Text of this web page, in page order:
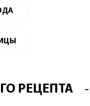
РЕЦЕПТА